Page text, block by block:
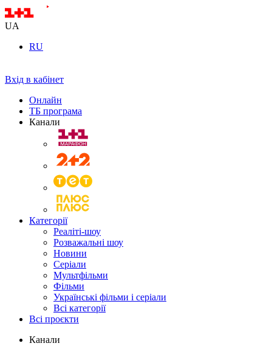
UA
RU
Вхід в кабінет
Онлайн
ТБ програма
Канали
Категорії
Реаліті-шоу
Розважальні шоу
Новини
Серіали
Мультфільми
Фільми
Українські фільми і серіали
Всі категорії
Всі проєкти
Канали